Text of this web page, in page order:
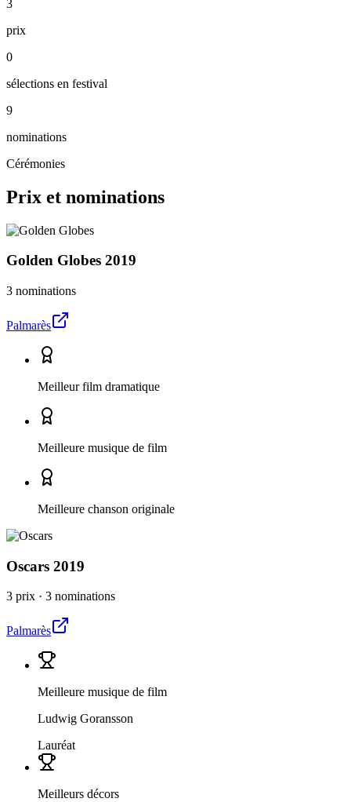
3
prix
0
sélections en festival
9
nominations
Cérémonies
Prix et nominations
Golden Globes 2019
3 nominations
Palmarès
Meilleur film dramatique
Meilleure musique de film
Meilleure chanson originale
Oscars 2019
3 prix · 3 nominations
Palmarès
Meilleure musique de film
Ludwig Goransson
Lauréat
Meilleurs décors